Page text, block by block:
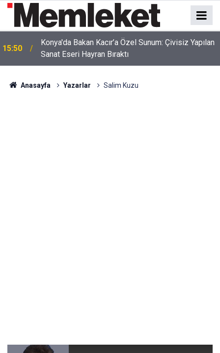
15:47
Srebrenitsa'dan Ramallah'a Uzanan Tarihi Yolculuk!
Başkan Kılca Mitinge Katıldı
Anasayfa Yazarlar Salim Kuzu